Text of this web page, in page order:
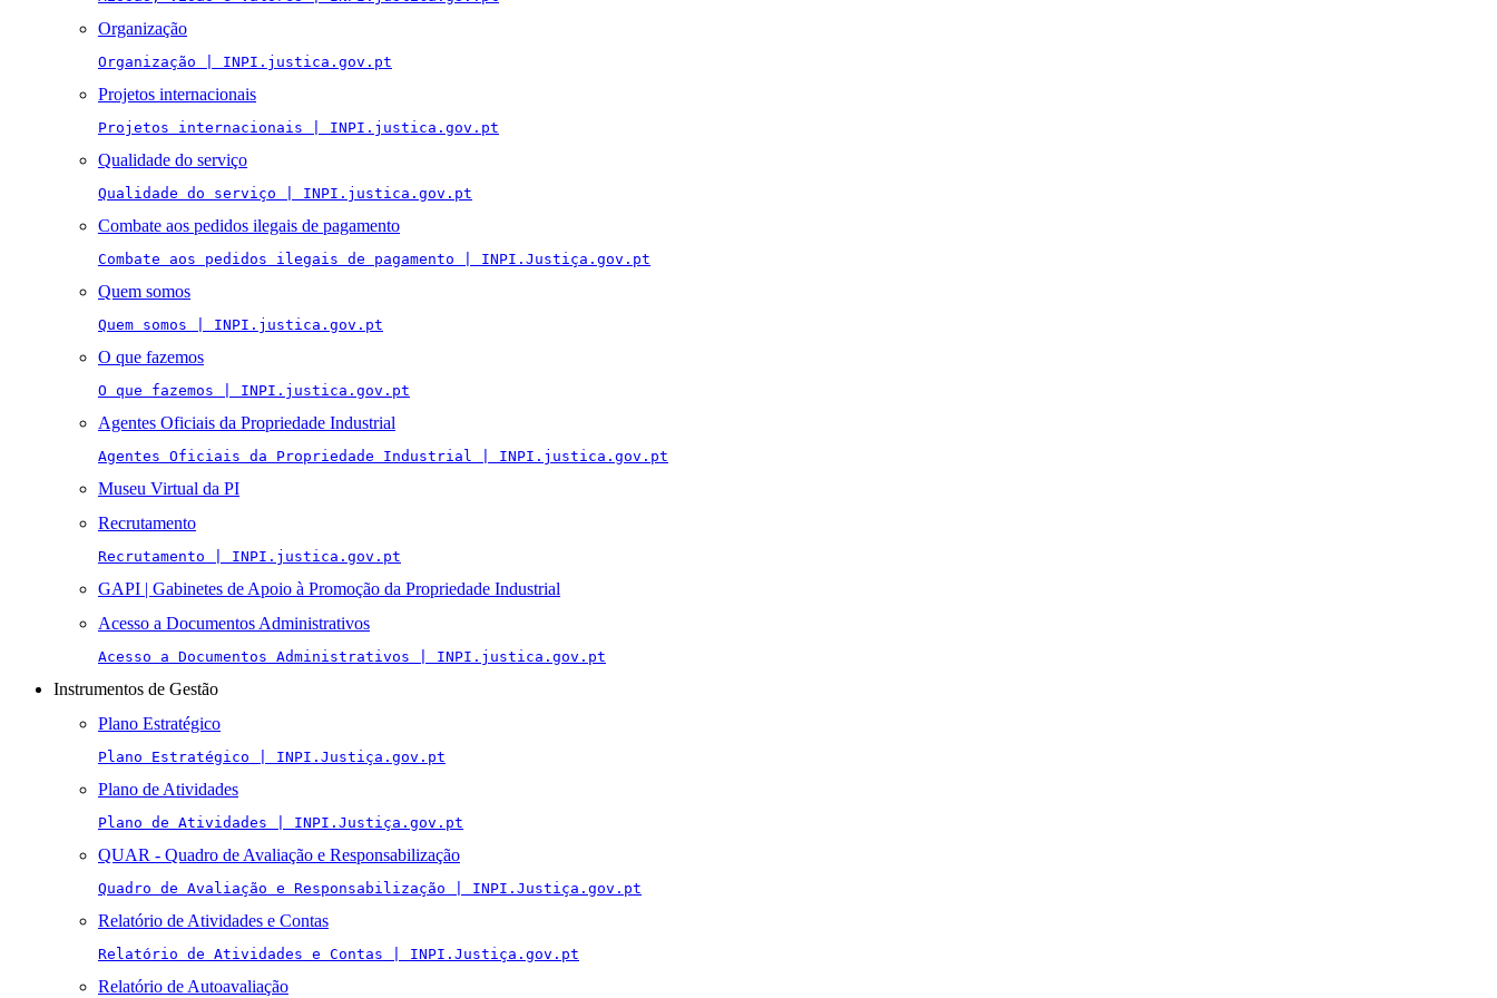
Organização
Organização | INPI.justica.gov.pt
Projetos internacionais
Projetos internacionais | INPI.justica.gov.pt
Qualidade do serviço
Qualidade do serviço | INPI.justica.gov.pt
Combate aos pedidos ilegais de pagamento
Combate aos pedidos ilegais de pagamento | INPI.Justiça.gov.pt
Quem somos
Quem somos | INPI.justica.gov.pt
O que fazemos
O que fazemos | INPI.justica.gov.pt
Agentes Oficiais da Propriedade Industrial
Agentes Oficiais da Propriedade Industrial | INPI.justica.gov.pt
Museu Virtual da PI
Recrutamento
Recrutamento | INPI.justica.gov.pt
GAPI | Gabinetes de Apoio à Promoção da Propriedade Industrial
Acesso a Documentos Administrativos
Acesso a Documentos Administrativos | INPI.justica.gov.pt
Instrumentos de Gestão
Plano Estratégico
Plano Estratégico | INPI.Justiça.gov.pt
Plano de Atividades
Plano de Atividades | INPI.Justiça.gov.pt
QUAR - Quadro de Avaliação e Responsabilização
Quadro de Avaliação e Responsabilização | INPI.Justiça.gov.pt
Relatório de Atividades e Contas
Relatório de Atividades e Contas | INPI.Justiça.gov.pt
Relatório de Autoavaliação